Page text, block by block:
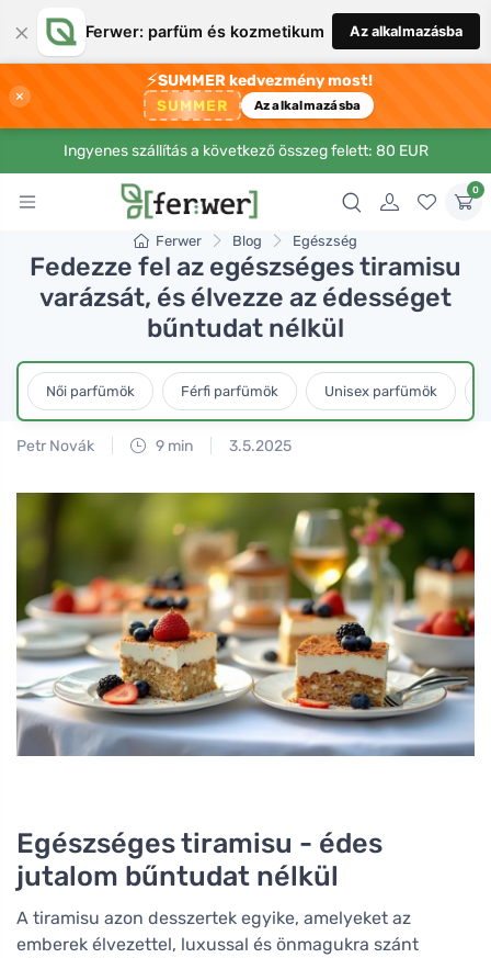
× Ferwer: parfüm és kozmetikum Az alkalmazásba
×
⚡SUMMER kedvezmény most!
SUMMER Az alkalmazásba
Ingyenes szállítás a következő összeg felett: 80 EUR
0
Ferwer Blog Egészség
Fedezze fel az egészséges tiramisu
varázsát, és élvezze az édességet
bűntudat nélkül
Női parfümök Férfi parfümök Unisex parfümök
Petr Novák 9 min 3.5.2025
Egészséges tiramisu - édes
jutalom bűntudat nélkül
A tiramisu azon desszertek egyike, amelyeket az
emberek élvezettel, luxussal és önmagukra szánt